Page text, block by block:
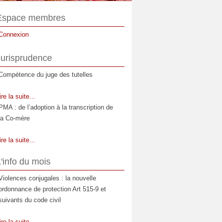
membres
du juge des tutelles
la suite...
: de l’adoption à la transcription de
Co-mère
la suite...
de son appréciation
relations entre l'enfant et la
du mois
conjugales : la nouvelle
de protection Art 515-9 et
du code civil